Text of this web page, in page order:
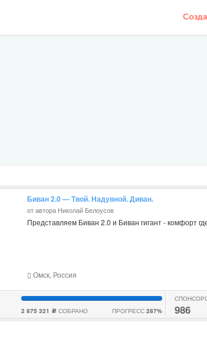
Биван 2.0 — Твой. Надувной. Диван.
от автора Николай Белоусов
Представляем Биван 2.0 и Биван гигант - комфорт
Омск, Россия
2 875 321 c СОБРАНО ПРОГРЕСС 287% 986